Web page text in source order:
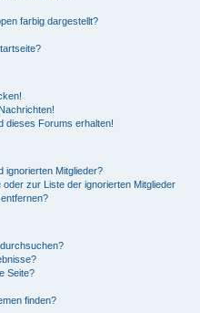
farbig dargestellt?
dieses Forums erhalten!
ignorierten Mitglieder?
zur Liste der ignorierten Mitglieder
Seite?
finden?